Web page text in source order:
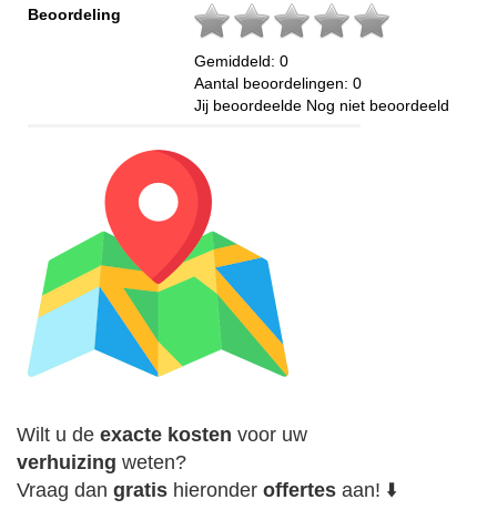
Beoordeling
Gemiddeld: 0
Aantal beoordelingen: 0
Jij beoordeelde Nog niet beoordeeld
Wilt u de exacte kosten voor uw
verhuizing weten?
Vraag dan gratis hieronder offertes aan! ⬇️